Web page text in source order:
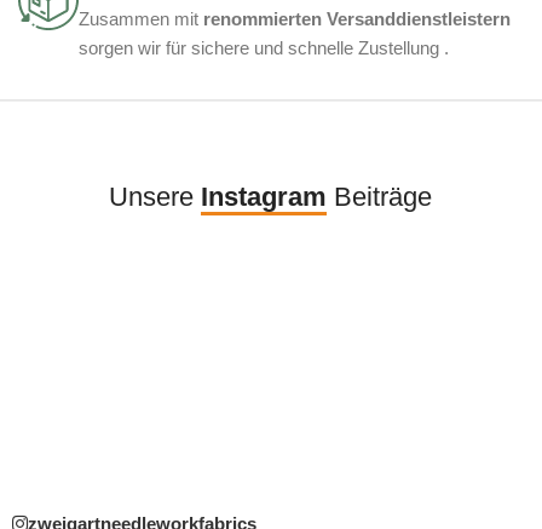
Zusammen mit renommierten Versanddienstleistern
sorgen wir für sichere und schnelle Zustellung .
Unsere Instagram Beiträge
zweigartneedleworkfabrics